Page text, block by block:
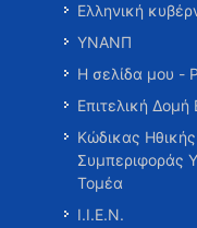
Ελληνική
ΥΝΑΝΠ
Η σελίδα μου -
Επιτελική
Κώδικας
Συμπεριφοράς
Τομέα
Ι.Ι.Ε.Ν.